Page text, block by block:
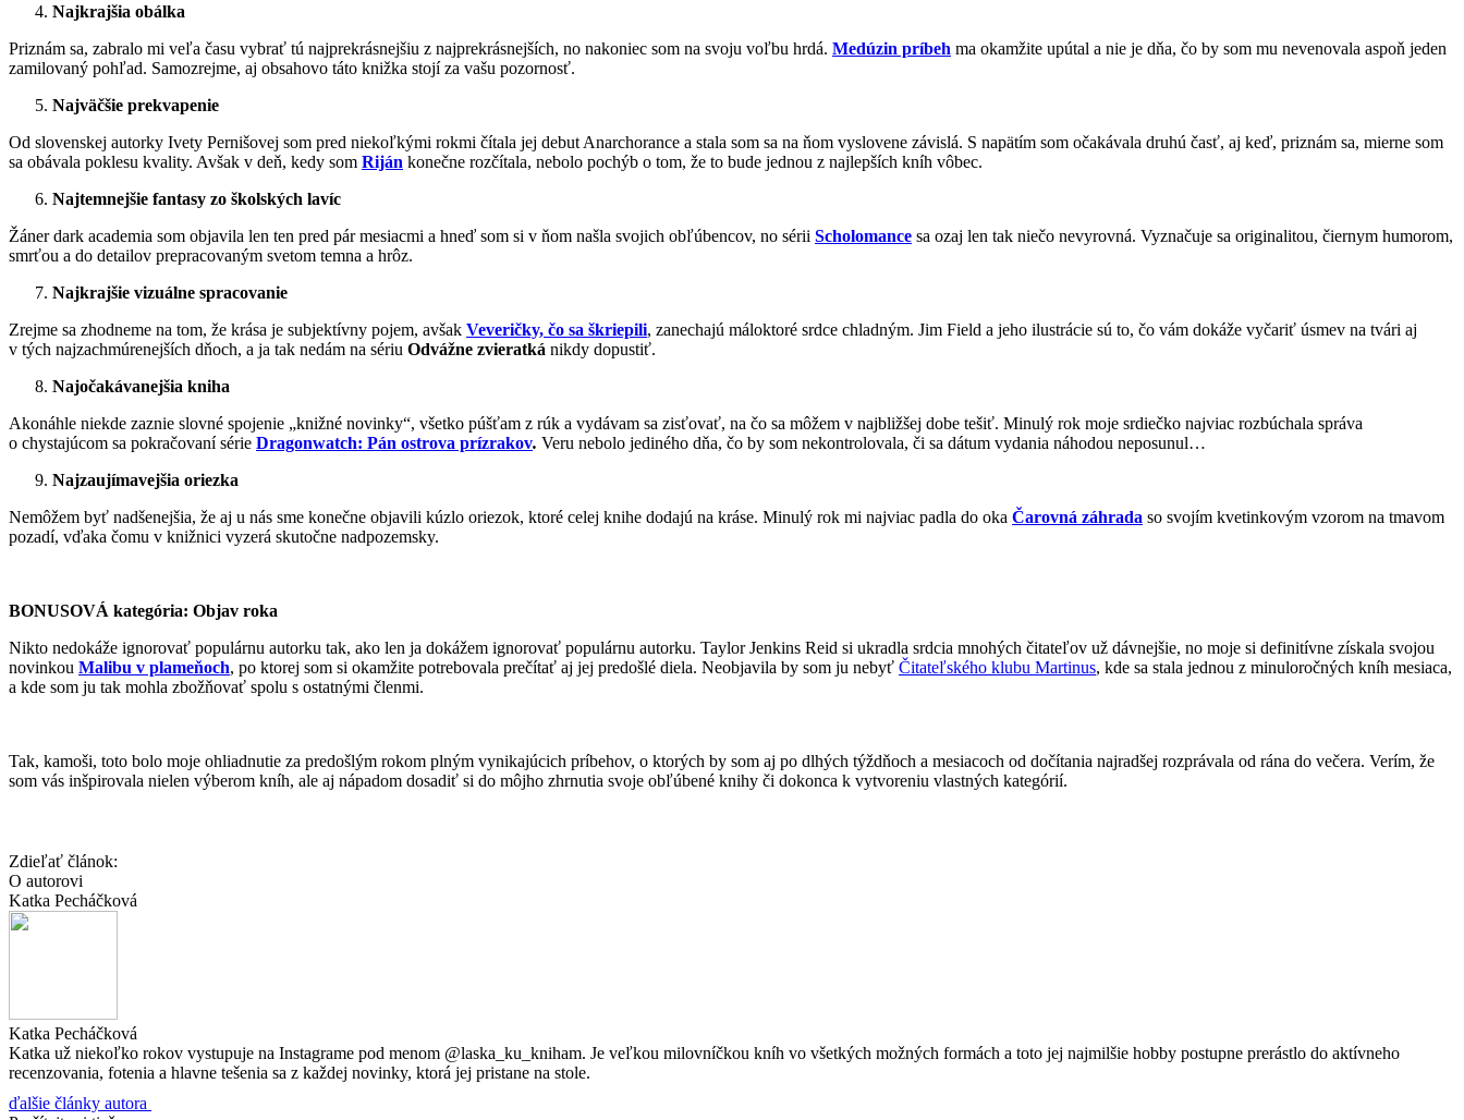
Najkrajšia obálka
Priznám sa, zabralo mi veľa času vybrať tú najprekrásnejšiu z najprekrásnejších, no nakoniec som na svoju voľbu hrdá. Medúzin príbeh ma okamžite upútal a nie je dňa, čo by som mu nevenovala aspoň jeden
zamilovaný pohľad. Samozrejme, aj obsahovo táto knižka stojí za vašu pozornosť.
Najväčšie prekvapenie
Od slovenskej autorky Ivety Pernišovej som pred niekoľkými rokmi čítala jej debut Anarchorance a stala som sa na ňom vyslovene závislá. S napätím som očakávala druhú časť, aj keď, priznám sa, mierne som
sa obávala poklesu kvality. Avšak v deň, kedy som Riján konečne rozčítala, nebolo pochýb o tom, že to bude jednou z najlepších kníh vôbec.
Najtemnejšie fantasy zo školských lavíc
Žáner dark academia som objavila len ten pred pár mesiacmi a hneď som si v ňom našla svojich obľúbencov, no sérii Scholomance sa ozaj len tak niečo nevyrovná. Vyznačuje sa originalitou, čiernym humorom,
smrťou a do detailov prepracovaným svetom temna a hrôz.
Najkrajšie vizuálne spracovanie
Zrejme sa zhodneme na tom, že krása je subjektívny pojem, avšak Veveričky, čo sa škriepili, zanechajú máloktoré srdce chladným. Jim Field a jeho ilustrácie sú to, čo vám dokáže vyčariť úsmev na tvári aj
v tých najzachmúrenejších dňoch, a ja tak nedám na sériu Odvážne zvieratká nikdy dopustiť.
Najočakávanejšia kniha
Akonáhle niekde zaznie slovné spojenie „knižné novinky“, všetko púšťam z rúk a vydávam sa zisťovať, na čo sa môžem v najbližšej dobe tešiť. Minulý rok moje srdiečko najviac rozbúchala správa
o chystajúcom sa pokračovaní série Dragonwatch: Pán ostrova prízrakov. Veru nebolo jediného dňa, čo by som nekontrolovala, či sa dátum vydania náhodou neposunul…
Najzaujímavejšia oriezka
Nemôžem byť nadšenejšia, že aj u nás sme konečne objavili kúzlo oriezok, ktoré celej knihe dodajú na kráse. Minulý rok mi najviac padla do oka Čarovná záhrada so svojím kvetinkovým vzorom na tmavom
pozadí, vďaka čomu v knižnici vyzerá skutočne nadpozemsky.
BONUSOVÁ kategória: Objav roka
Nikto nedokáže ignorovať populárnu autorku tak, ako len ja dokážem ignorovať populárnu autorku. Taylor Jenkins Reid si ukradla srdcia mnohých čitateľov už dávnejšie, no moje si definitívne získala svojou
novinkou Malibu v plameňoch, po ktorej som si okamžite potrebovala prečítať aj jej predošlé diela. Neobjavila by som ju nebyť Čitateľského klubu Martinus, kde sa stala jednou z minuloročných kníh mesiaca,
a kde som ju tak mohla zbožňovať spolu s ostatnými členmi.
Tak, kamoši, toto bolo moje ohliadnutie za predošlým rokom plným vynikajúcich príbehov, o ktorých by som aj po dlhých týždňoch a mesiacoch od dočítania najradšej rozprávala od rána do večera. Verím, že
som vás inšpirovala nielen výberom kníh, ale aj nápadom dosadiť si do môjho zhrnutia svoje obľúbené knihy či dokonca k vytvoreniu vlastných kategórií.
Zdieľať článok:
O autorovi
Katka Pecháčková
Katka Pecháčková
Katka už niekoľko rokov vystupuje na Instagrame pod menom @laska_ku_kniham. Je veľkou milovníčkou kníh vo všetkých možných formách a toto jej najmilšie hobby postupne prerástlo do aktívneho
recenzovania, fotenia a hlavne tešenia sa z každej novinky, ktorá jej pristane na stole.
ďalšie články autora